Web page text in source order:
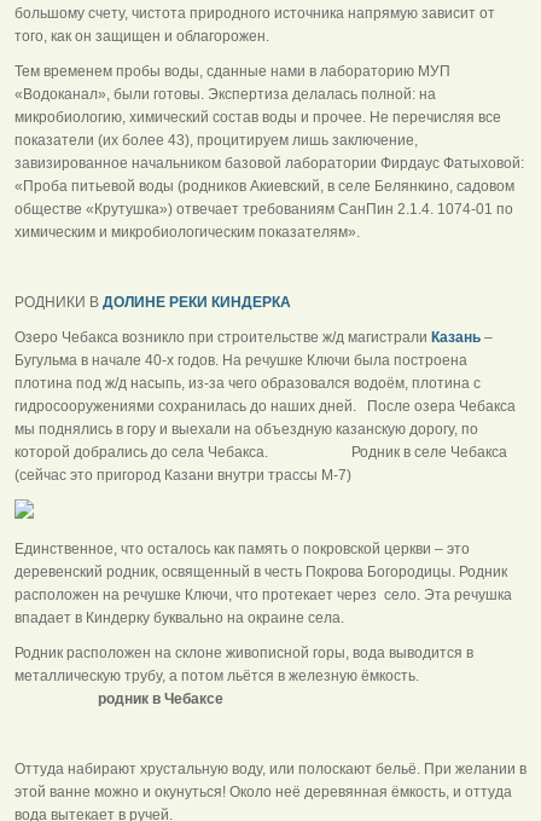
большому счету, чистота природного источника напрямую зависит от
того, как он защищен и облагорожен.
Тем временем пробы воды, сданные нами в лабораторию МУП
«Водоканал», были готовы. Экспертиза делалась полной: на
микробиологию, химический состав воды и прочее. Не перечисляя все
показатели (их более 43), процитируем лишь заключение,
завизированное начальником базовой лаборатории Фирдаус Фатыховой:
«Проба питьевой воды (родников Акиевский, в селе Белянкино, садовом
обществе «Крутушка») отвечает требованиям СанПин 2.1.4. 1074-01 по
химическим и микробиологическим показателям».
РОДНИКИ В ДОЛИНЕ РЕКИ КИНДЕРКА
Озеро Чебакса возникло при строительстве ж/д магистрали Казань –
Бугульма в начале 40-х годов. На речушке Ключи была построена
плотина под ж/д насыпь, из-за чего образовался водоём, плотина с
гидросооружениями сохранилась до наших дней. После озера Чебакса
мы поднялись в гору и выехали на объездную казанскую дорогу, по
которой добрались до села Чебакса. Родник в селе Чебакса
(сейчас это пригород Казани внутри трассы М-7)
Единственное, что осталось как память о покровской церкви – это
деревенский родник, освященный в честь Покрова Богородицы. Родник
расположен на речушке Ключи, что протекает через село. Эта речушка
впадает в Киндерку буквально на окраине села.
Родник расположен на склоне живописной горы, вода выводится в
металлическую трубу, а потом льётся в железную ёмкость.
родник в Чебаксе
Оттуда набирают хрустальную воду, или полоскают бельё. При желании в
этой ванне можно и окунуться! Около неё деревянная ёмкость, и оттуда
вода вытекает в ручей.